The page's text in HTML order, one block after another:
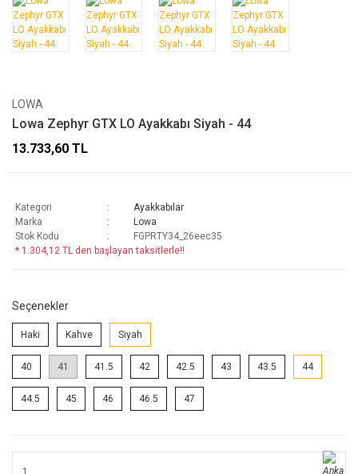
LOWA
Lowa Zephyr GTX LO Ayakkabı Siyah - 44
13.733,60 TL
Kategori
Ayakkabılar
Marka
Lowa
Stok Kodu
FGPRTY34_26eec35
* 1.304,12 TL den başlayan taksitlerle!!
Seçenekler
Haki Kahve Siyah
40 41 41.5 42 42.5 43 43.5 44
44.5 45 46 46.5 47